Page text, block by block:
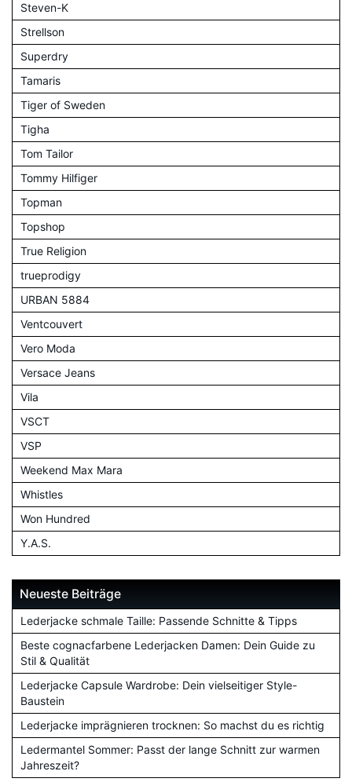
Steven-K
Strellson
Superdry
Tamaris
Tiger of Sweden
Tigha
Tom Tailor
Tommy Hilfiger
Topman
Topshop
True Religion
trueprodigy
URBAN 5884
Ventcouvert
Vero Moda
Versace Jeans
Vila
VSCT
VSP
Weekend Max Mara
Whistles
Won Hundred
Y.A.S.
Neueste Beiträge
Lederjacke schmale Taille: Passende Schnitte & Tipps
Beste cognacfarbene Lederjacken Damen: Dein Guide zu
Stil & Qualität
Lederjacke Capsule Wardrobe: Dein vielseitiger Style-
Baustein
Lederjacke imprägnieren trocknen: So machst du es richtig
Ledermantel Sommer: Passt der lange Schnitt zur warmen
Jahreszeit?